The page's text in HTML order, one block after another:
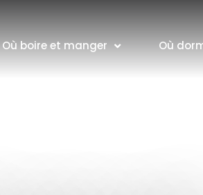
Où boire et manger Où